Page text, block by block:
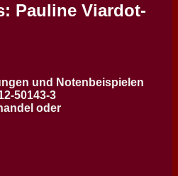
Pauline Viardot-
und Notenbeispielen
50143-3
oder